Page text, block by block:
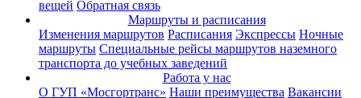
вещей Обратная связь
Маршруты и расписания
Изменения маршрутов Расписания Экспрессы Ночные
маршруты Специальные рейсы маршрутов наземного
транспорта до учебных заведений
Работа у нас
О ГУП «Мосгортранс» Наши преимущества Вакансии